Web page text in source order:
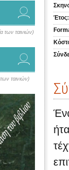
των ταινιών)
ταινιών)
Έτος: